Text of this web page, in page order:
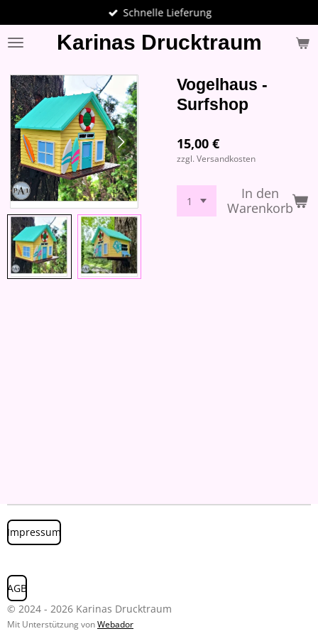
Hauptinhalt
springen
Karinas Drucktraum
Schnelle Lieferung
Vogelhaus -
Surfshop
15,00 €
zzgl. Versandkosten
In den
Warenkorb
Impressum
AGB
© 2024 - 2026 Karinas Drucktraum
Mit Unterstützung von Webador